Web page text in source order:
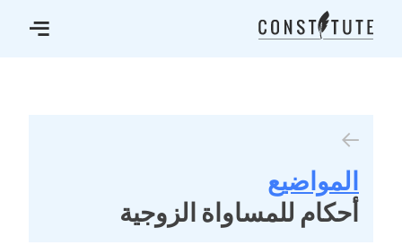
المواضيع
أحكام للمساواة الزوجية